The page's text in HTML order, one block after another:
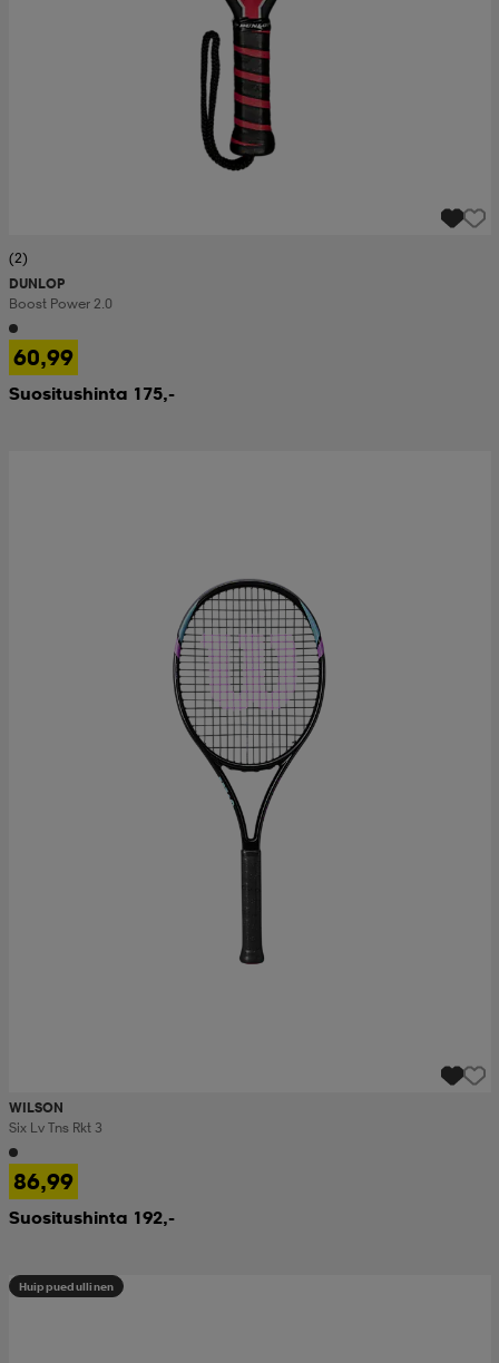
(2)
DUNLOP
Boost Power 2.0
60,99
Suositushinta 175,-
WILSON
Six Lv Tns Rkt 3
86,99
Suositushinta 192,-
Huippuedullinen